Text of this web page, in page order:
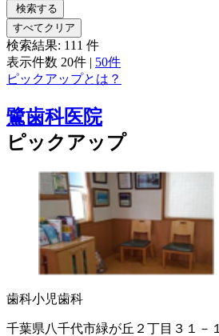
検索する
すべてクリア
検索結果: 111 件
表示件数 20件 | 50件
ピックアップとは？
鷺歯科医院
ピックアップ
歯科小児歯科
千葉県八千代市緑が丘２丁目３１－１